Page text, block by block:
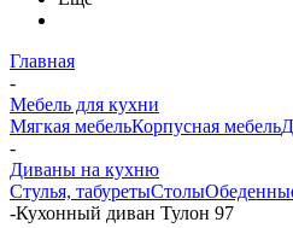
Главная
-
Мебель для кухни
Мягкая мебельКорпусная мебель
-
Диваны на кухню
Стулья, табуретыСтолы
-Кухонный диван Тулон 97